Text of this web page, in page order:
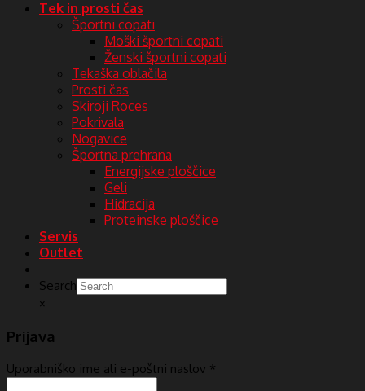
Tek in prosti čas
Športni copati
Moški športni copati
Ženski športni copati
Tekaška oblačila
Prosti čas
Skiroji Roces
Pokrivala
Nogavice
Športna prehrana
Energijske ploščice
Geli
Hidracija
Proteinske ploščice
Servis
Outlet
Search
×
Prijava
Uporabniško ime ali e-poštni naslov *